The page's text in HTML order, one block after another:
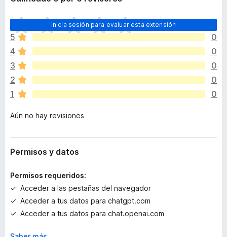
Inicia sesión para evaluar esta extensión
T
o
d
a
v
a
n
h
y
v
l
r
a
c
o
5
0
4
0
3
0
2
0
1
0
Aún no hay revisiones
Permisos y datos
Permisos requeridos:
Acceder a las pestañas del navegador
Acceder a tus datos para chatgpt.com
Acceder a tus datos para chat.openai.com